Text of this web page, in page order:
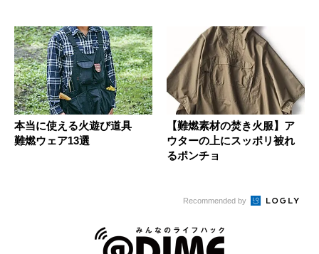
本当に使える火遊び道具
難燃ウェア13選
【難燃素材の焚き火服】ア
ウターの上にスッポリ被れ
るポンチョ
Recommended by